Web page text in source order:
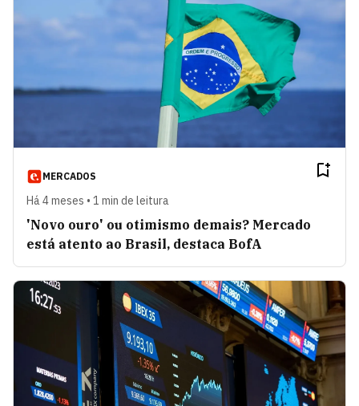
MERCADOS
Há 4 meses • 1 min de leitura
'Novo ouro' ou otimismo demais? Mercado
está atento ao Brasil, destaca BofA